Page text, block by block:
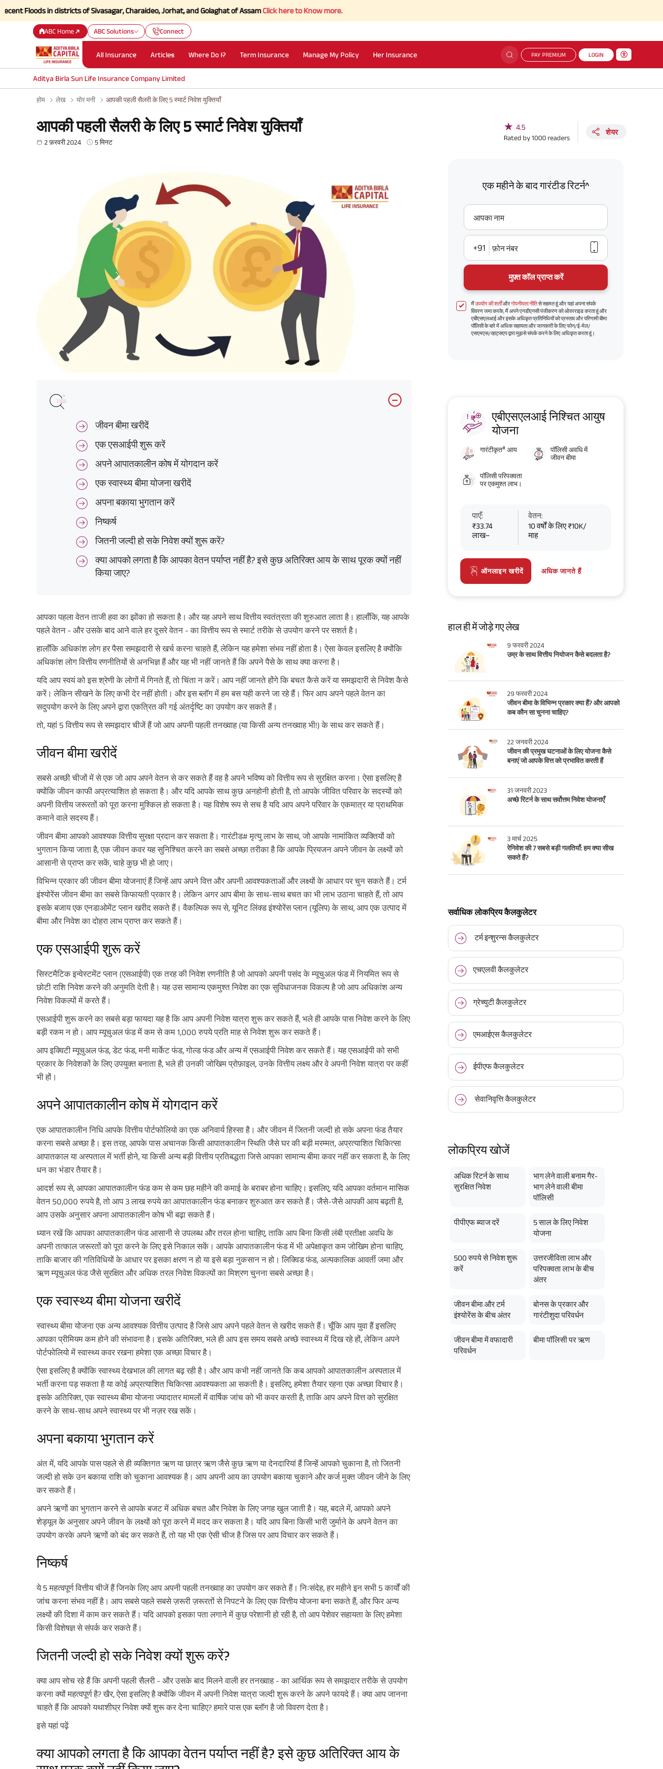
in districts of Sivasagar, Charaideo, Jorhat, and Golaghat of AssamClick here to Know more.
ABC Home ABC Solutions Connect
All Insurance Articles Where Do I? Term Insurance Manage My Policy Her Insurance PAY PREMIUM LOGIN
Aditya Birla Sun Life Insurance Company Limited
होम लेख योर मनी आपकी पहली सैलरी के लिए 5 स्मार्ट निवेश युक्तियाँ
आपकी पहली सैलरी के लिए 5 स्मार्ट निवेश युक्तियाँ
2 फ़रवरी 2024 5 मिनट
★ 4.5
Rated by1000 readers
शेयर
जीवन बीमा खरीदें
एक एसआईपी शुरू करें
अपने आपातकालीन कोष में योगदान करें
एक स्वास्थ्य बीमा योजना खरीदें
अपना बकाया भुगतान करें
निष्कर्ष
जितनी जल्दी हो सके निवेश क्यों शुरू करें?
क्या आपको लगता है कि आपका वेतन पर्याप्त नहीं है? इसे कुछ अतिरिक्त आय के साथ पूरक क्यों नहीं
किया जाए?
आपका पहला वेतन ताजी हवा का झोंका हो सकता है। और यह अपने साथ वित्तीय स्वतंत्रता की शुरुआत लाता है। हालाँकि, यह आपके
पहले वेतन - और उसके बाद आने वाले हर दूसरे वेतन - का वित्तीय रूप से स्मार्ट तरीके से उपयोग करने पर सशर्त है।
हालाँकि अधिकांश लोग हर पैसा समझदारी से खर्च करना चाहते हैं, लेकिन यह हमेशा संभव नहीं होता है। ऐसा केवल इसलिए है क्योंकि
अधिकांश लोग वित्तीय रणनीतियों से अनभिज्ञ हैं और यह भी नहीं जानते हैं कि अपने पैसे के साथ क्या करना है।
यदि आप स्वयं को इस श्रेणी के लोगों में गिनते हैं, तो चिंता न करें। आप नहीं जानते होंगे कि बचत कैसे करें या समझदारी से निवेश कैसे
करें। लेकिन सीखने के लिए कभी देर नहीं होती। और इस ब्लॉग में हम बस यही करने जा रहे हैं। फिर आप अपने पहले वेतन का
सदुपयोग करने के लिए अपने द्वारा एकत्रित की गई अंतर्दृष्टि का उपयोग कर सकते हैं।
तो, यहां 5 वित्तीय रूप से समझदार चीजें हैं जो आप अपनी पहली तनख्वाह (या किसी अन्य तनख्वाह भी!) के साथ कर सकते हैं।
जीवन बीमा खरीदें
सबसे अच्छी चीजों में से एक जो आप अपने वेतन से कर सकते हैं वह है अपने भविष्य को वित्तीय रूप से सुरक्षित करना। ऐसा इसलिए है
क्योंकि जीवन काफी अप्रत्याशित हो सकता है। और यदि आपके साथ कुछ अनहोनी होती है, तो आपके जीवित परिवार के सदस्यों को
अपनी वित्तीय जरूरतों को पूरा करना मुश्किल हो सकता है। यह विशेष रूप से सच है यदि आप अपने परिवार के एकमात्र या प्राथमिक
कमाने वाले सदस्य हैं।
जीवन बीमा आपको आवश्यक वित्तीय सुरक्षा प्रदान कर सकता है। गारंटीड# मृत्यु लाभ के साथ, जो आपके नामांकित व्यक्तियों को
भुगतान किया जाता है, एक जीवन कवर यह सुनिश्चित करने का सबसे अच्छा तरीका है कि आपके प्रियजन अपने जीवन के लक्ष्यों को
आसानी से प्राप्त कर सकें, चाहे कुछ भी हो जाए।
विभिन्न प्रकार की जीवन बीमा योजनाएं हैं जिन्हें आप अपने वित्त और अपनी आवश्यकताओं और लक्ष्यों के आधार पर चुन सकते हैं। टर्म
इंश्योरेंस जीवन बीमा का सबसे किफायती प्रकार है। लेकिन अगर आप बीमा के साथ-साथ बचत का भी लाभ उठाना चाहते हैं, तो आप
इसके बजाय एक एनडाओमेंट प्लान खरीद सकते हैं। वैकल्पिक रूप से, यूनिट लिंक्ड इंश्योरेंस प्लान (यूलिप) के साथ, आप एक उत्पाद में
बीमा और निवेश का दोहरा लाभ प्राप्त कर सकते हैं।
एक एसआईपी शुरू करें
सिस्टमैटिक इन्वेस्टमेंट प्लान (एसआईपी) एक तरह की निवेश रणनीति है जो आपको अपनी पसंद के म्यूचुअल फंड में नियमित रूप से
छोटी राशि निवेश करने की अनुमति देती है। यह उस सामान्य एकमुश्त निवेश का एक सुविधाजनक विकल्प है जो आप अधिकांश अन्य
निवेश विकल्पों में करते हैं।
एसआईपी शुरू करने का सबसे बड़ा फायदा यह है कि आप अपनी निवेश यात्रा शुरू कर सकते हैं, भले ही आपके पास निवेश करने के लिए
बड़ी रकम न हो। आप म्यूचुअल फंड में कम से कम 1,000 रुपये प्रति माह से निवेश शुरू कर सकते हैं।
आप इक्विटी म्यूचुअल फंड, डेट फंड, मनी मार्केट फंड, गोल्ड फंड और अन्य में एसआईपी निवेश कर सकते हैं। यह एसआईपी को सभी
प्रकार के निवेशकों के लिए उपयुक्त बनाता है, भले ही उनकी जोखिम प्रोफ़ाइल, उनके वित्तीय लक्ष्य और वे अपनी निवेश यात्रा पर कहीं
भी हों।
अपने आपातकालीन कोष में योगदान करें
एक आपातकालीन निधि आपके वित्तीय पोर्टफोलियो का एक अनिवार्य हिस्सा है। और जीवन में जितनी जल्दी हो सके अपना फंड तैयार
करना सबसे अच्छा है। इस तरह, आपके पास अचानक किसी आपातकालीन स्थिति जैसे घर की बड़ी मरम्मत, अप्रत्याशित चिकित्सा
आपातकाल या अस्पताल में भर्ती होने, या किसी अन्य बड़ी वित्तीय प्रतिबद्धता जिसे आपका सामान्य बीमा कवर नहीं कर सकता है, के लिए
धन का भंडार तैयार है।
आदर्श रूप से, आपका आपातकालीन फंड कम से कम छह महीने की कमाई के बराबर होना चाहिए। इसलिए, यदि आपका वर्तमान मासिक
वेतन 50,000 रुपये है, तो आप 3 लाख रुपये का आपातकालीन फंड बनाकर शुरुआत कर सकते हैं। जैसे-जैसे आपकी आय बढ़ती है,
आप उसके अनुसार अपना आपातकालीन कोष भी बढ़ा सकते हैं।
ध्यान रखें कि आपका आपातकालीन फंड आसानी से उपलब्ध और तरल होना चाहिए, ताकि आप बिना किसी लंबी प्रतीक्षा अवधि के
अपनी तत्काल जरूरतों को पूरा करने के लिए इसे निकाल सकें। आपके आपातकालीन फंड में भी अपेक्षाकृत कम जोखिम होना चाहिए,
ताकि बाजार की गतिविधियों के आधार पर इसका क्षरण न हो या इसे बड़ा नुकसान न हो। लिक्विड फंड, अल्पकालिक आवर्ती जमा और
ऋण म्यूचुअल फंड जैसे सुरक्षित और अधिक तरल निवेश विकल्पों का मिश्रण चुनना सबसे अच्छा है।
एक स्वास्थ्य बीमा योजना खरीदें
स्वास्थ्य बीमा योजना एक अन्य आवश्यक वित्तीय उत्पाद है जिसे आप अपने पहले वेतन से खरीद सकते हैं। चूँकि आप युवा हैं इसलिए
आपका प्रीमियम कम होने की संभावना है। इसके अतिरिक्त, भले ही आप इस समय सबसे अच्छे स्वास्थ्य में दिख रहे हों, लेकिन अपने
पोर्टफोलियो में स्वास्थ्य कवर रखना हमेशा एक अच्छा विचार है।
ऐसा इसलिए है क्योंकि स्वास्थ्य देखभाल की लागत बढ़ रही है। और आप कभी नहीं जानते कि कब आपको आपातकालीन अस्पताल में
भर्ती करना पड़ सकता है या कोई अप्रत्याशित चिकित्सा आवश्यकता आ सकती है। इसलिए, हमेशा तैयार रहना एक अच्छा विचार है।
इसके अतिरिक्त, एक स्वास्थ्य बीमा योजना ज्यादातर मामलों में वार्षिक जांच को भी कवर करती है, ताकि आप अपने वित्त को सुरक्षित
करने के साथ-साथ अपने स्वास्थ्य पर भी नज़र रख सकें।
अपना बकाया भुगतान करें
अंत में, यदि आपके पास पहले से ही व्यक्तिगत ऋण या छात्र ऋण जैसे कुछ ऋण या देनदारियां हैं जिन्हें आपको चुकाना है, तो जितनी
जल्दी हो सके उन बकाया राशि को चुकाना आवश्यक है। आप अपनी आय का उपयोग बकाया चुकाने और कर्ज मुक्त जीवन जीने के लिए
कर सकते हैं।
अपने ऋणों का भुगतान करने से आपके बजट में अधिक बचत और निवेश के लिए जगह खुल जाती है। यह, बदले में, आपको अपने
शेड्यूल के अनुसार अपने जीवन के लक्ष्यों को पूरा करने में मदद कर सकता है। यदि आप बिना किसी भारी जुर्माने के अपने वेतन का
उपयोग करके अपने ऋणों को बंद कर सकते हैं, तो यह भी एक ऐसी चीज है जिस पर आप विचार कर सकते हैं।
निष्कर्ष
ये 5 महत्वपूर्ण वित्तीय चीजें हैं जिनके लिए आप अपनी पहली तनख्वाह का उपयोग कर सकते हैं। निःसंदेह, हर महीने इन सभी 5 कार्यों की
जांच करना संभव नहीं है। आप सबसे पहले सबसे ज़रूरी ज़रूरतों से निपटने के लिए एक वित्तीय योजना बना सकते हैं, और फिर अन्य
लक्ष्यों की दिशा में काम कर सकते हैं। यदि आपको इसका पता लगाने में कुछ परेशानी हो रही है, तो आप पेशेवर सहायता के लिए हमेशा
किसी विशेषज्ञ से संपर्क कर सकते हैं।
जितनी जल्दी हो सके निवेश क्यों शुरू करें?
क्या आप सोच रहे हैं कि अपनी पहली सैलरी - और उसके बाद मिलने वाली हर तनख्वाह - का आर्थिक रूप से समझदार तरीके से उपयोग
करना क्यों महत्वपूर्ण है? खैर, ऐसा इसलिए है क्योंकि जीवन में अपनी निवेश यात्रा जल्दी शुरू करने के अपने फायदे हैं। क्या आप जानना
चाहते हैं कि आपको यथाशीघ्र निवेश क्यों शुरू कर देना चाहिए? हमारे पास एक ब्लॉग है जो विवरण देता है।
इसे यहां पढ़ें
क्या आपको लगता है कि आपका वेतन पर्याप्त नहीं है? इसे कुछ अतिरिक्त आय के
एक महीने के बाद गारंटीड रिटर्न^
आपका नाम
+91 फ़ोन नंबर
मुफ़्त कॉल प्राप्त करें
मैंउपयोग की शर्तोंऔरगोपनीयता नीतिसे सहमत हूं और यहां अपना संपर्क
विवरण जमा करके, मैं अपने एनडीएनसी पंजीकरण को ओवरराइड करता हूं और
एबीएसएलआई और इसके अधिकृत प्रतिनिधियों को प्रस्ताव और परिणामी बीमा
पॉलिसी के बारे में अधिक सहायता और जानकारी के लिए फोन/ई-मेल/
एसएमएस/व्हाट्सएप द्वारा मुझसे संपर्क करने के लिए अधिकृत करता हूं।
एबीएसएलआई निश्चित आयुष
योजना
गारंटीकृत# आय
पॉलिसी अवधि में
जीवन बीमा
पॉलिसी परिपक्वता
पर एकमुश्त लाभ।
पाएँ:
₹33.74
लाख~
वेतन:
10 वर्षों के लिए ₹10K/
माह
ऑनलाइन खरीदें अधिक जानते हैं
हाल ही में जोड़े गए लेख
9 फरवरी 2024
उम्र के साथ वित्तीय नियोजन कैसे बदलता है?
29 फरवरी 2024
जीवन बीमा के विभिन्न प्रकार क्या हैं? और आपको
कब कौन सा चुनना चाहिए?
22 जनवरी 2024
जीवन की प्रमुख घटनाओं के लिए योजना कैसे
बनाएं जो आपके वित्त को प्रभावित करती हैं
31 जनवरी 2023
अच्छे रिटर्न के साथ सर्वोत्तम निवेश योजनाएँ
3 मार्च 2025
रेनिवेश की 7 सबसे बड़ी गलतियाँ: हम क्या सीख
सकते हैं?
सर्वाधिक लोकप्रिय कैलकुलेटर
टर्म इन्शुरन्स कैलकुलेटर
एचएलवी कैलकुलेटर
ग्रेच्युटी कैलकुलेटर
एमआईएस कैलकुलेटर
ईपीएफ कैलकुलेटर
सेवानिवृत्ति कैलकुलेटर
लोकप्रिय खोजें
अधिक रिटर्न के साथ
सुरक्षित निवेश
भाग लेने वाली बनाम गैर-
भाग लेने वाली बीमा
पॉलिसी
पीपीएफ ब्याज दरें
5 साल के लिए निवेश
योजना
500 रुपये से निवेश शुरू
करें
उत्तरजीविता लाभ और
परिपक्वता लाभ के बीच
अंतर
जीवन बीमा और टर्म
इंश्योरेंस के बीच अंतर
बोनस के प्रकार और
गारंटीशुदा परिवर्धन
जीवन बीमा में वफादारी
परिवर्धन
बीमा पॉलिसी पर ऋण